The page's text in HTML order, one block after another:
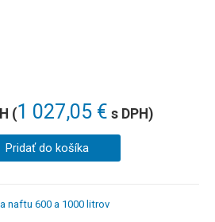
(1 027,05 € s DPH)
Pridať do košíka
naftu 600 a 1000 litrov